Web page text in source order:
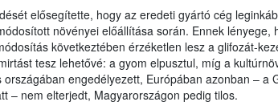
elősegítette, hogy az eredeti gyártó cég
növényei előállítása során. Ennek lényege,
következtében érzéketlen lesz a glifozát-
tesz lehetővé: a gyom elpusztul, míg a
engedélyezett, Európában azonban – a
– nem elterjedt, Magyarországon pedig tilos.